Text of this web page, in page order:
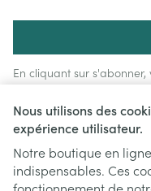
Nous utilisons des
expérience utilisateur.
Notre boutique en
indispensables. Ces
En cliquant sur
et acceptez notre